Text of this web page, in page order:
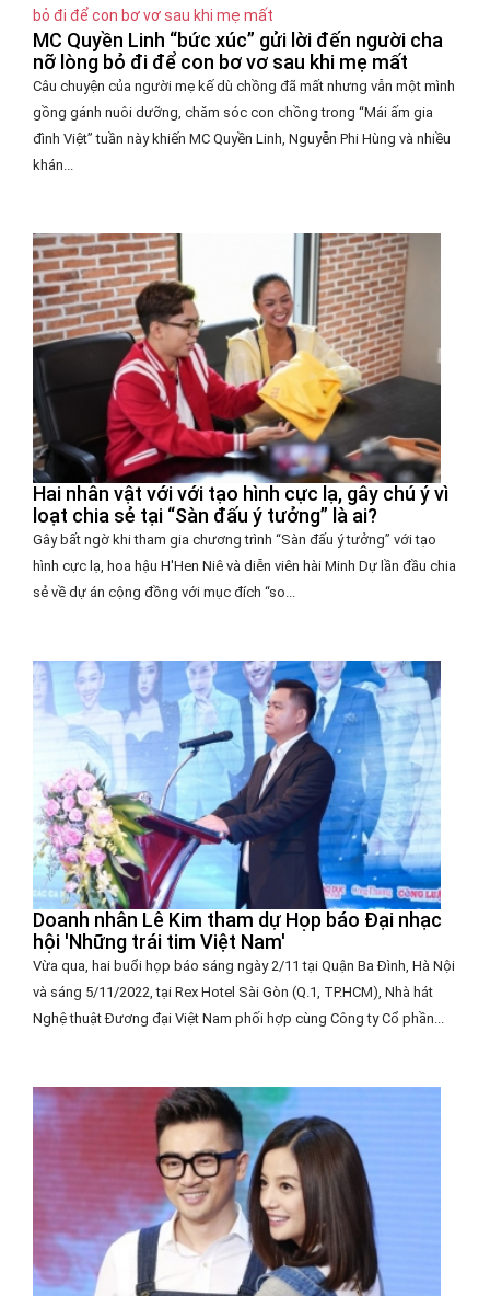
MC Quyền Linh “bức xúc” gửi lời đến người cha
nỡ lòng bỏ đi để con bơ vơ sau khi mẹ mất
Câu chuyện của người mẹ kế dù chồng đã mất nhưng vẫn một mình
gồng gánh nuôi dưỡng, chăm sóc con chồng trong “Mái ấm gia
đình Việt” tuần này khiến MC Quyền Linh, Nguyễn Phi Hùng và nhiều
khán...
Hai nhân vật với với tạo hình cực lạ, gây chú ý vì
loạt chia sẻ tại “Sàn đấu ý tưởng” là ai?
Gây bất ngờ khi tham gia chương trình “Sàn đấu ý tưởng” với tạo
hình cực lạ, hoa hậu H'Hen Niê và diễn viên hài Minh Dự lần đầu chia
sẻ về dự án cộng đồng với mục đích “so...
Doanh nhân Lê Kim tham dự Họp báo Đại nhạc
hội 'Những trái tim Việt Nam'
Vừa qua, hai buổi họp báo sáng ngày 2/11 tại Quận Ba Đình, Hà Nội
và sáng 5/11/2022, tại Rex Hotel Sài Gòn (Q.1, TP.HCM), Nhà hát
Nghệ thuật Đương đại Việt Nam phối hợp cùng Công ty Cổ phần...